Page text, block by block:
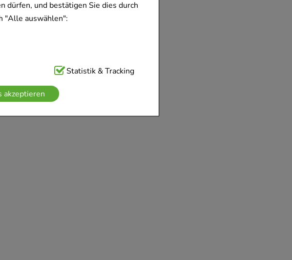
dürfen, und bestätigen Sie dies durch
"Alle auswählen":
für die Grundfunktionen unserer
weshalb auf diese nicht
Statistik & Tracking
akzeptieren